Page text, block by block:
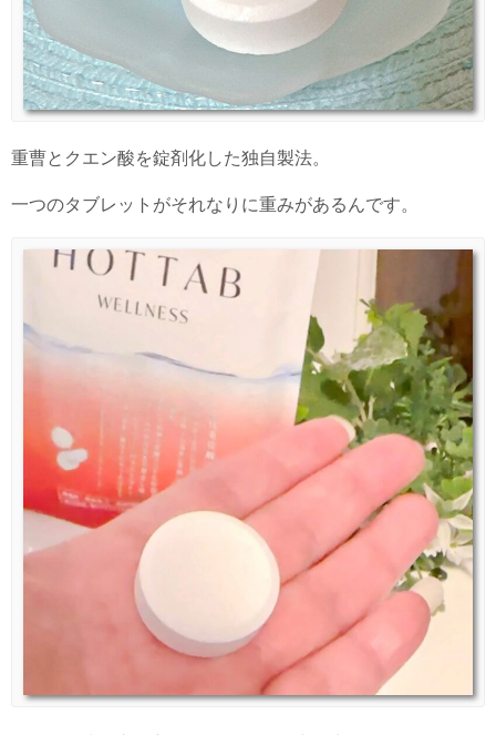
重曹とクエン酸を錠剤化した独自製法。
一つのタブレットがそれなりに重みがあるんです。